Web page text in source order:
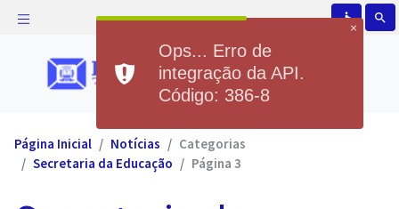
accessible search
Página Inicial Notícias
Categorias
Secretaria da Educação
Página 3
×
Ops... Erro de
integração da API.
Código: 386-8